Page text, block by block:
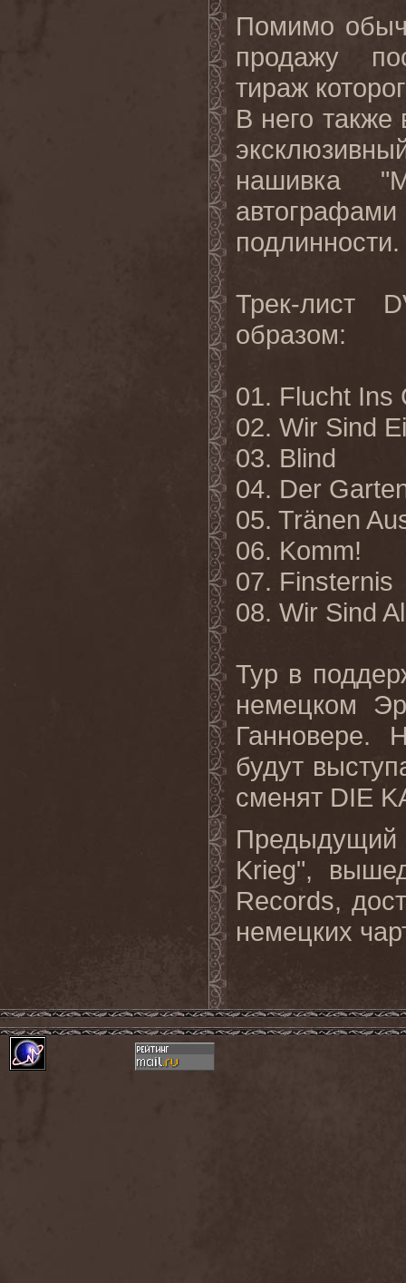
Помимо
продажу
тираж
В него также
нашивка
подлинности.
Трек-лист
образом:
01. Flucht Ins
02. Wir Sind
03. Blind
04. Der
05. Tränen
06. Komm!
07. Finsternis
08. Wir Sind
Тур в
немецком
Ганновере.
будут
сменят DIE
Предыдущий
Krieg",
Records,
немецких